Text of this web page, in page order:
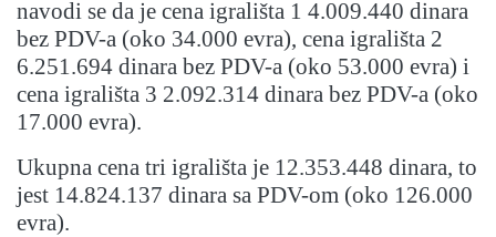
navodi se da je cena igrališta 1 4.009.440 dinara
bez PDV-a (oko 34.000 evra), cena igrališta 2
6.251.694 dinara bez PDV-a (oko 53.000 evra) i
cena igrališta 3 2.092.314 dinara bez PDV-a (oko
17.000 evra).
Ukupna cena tri igrališta je 12.353.448 dinara, to
jest 14.824.137 dinara sa PDV-om (oko 126.000
evra).